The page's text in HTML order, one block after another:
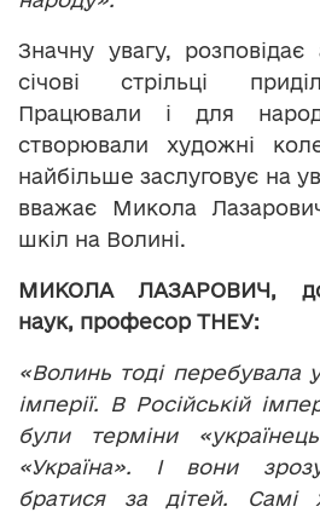
Значну увагу, розповідає
січові стрільці
Працювали і для
створювали художні
найбільше заслуговує на
вважає Микола
шкіл на Волині.
МИКОЛА ЛАЗАРОВИЧ,
наук, професор ТНЕУ:
«Волинь тоді перебувала
імперії. В Російській
були терміни
«Україна». І вони
братися за дітей. Самі